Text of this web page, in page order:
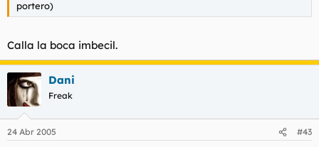
portero)
Calla la boca imbecil.
Dani
Freak
24 Abr 2005 #43